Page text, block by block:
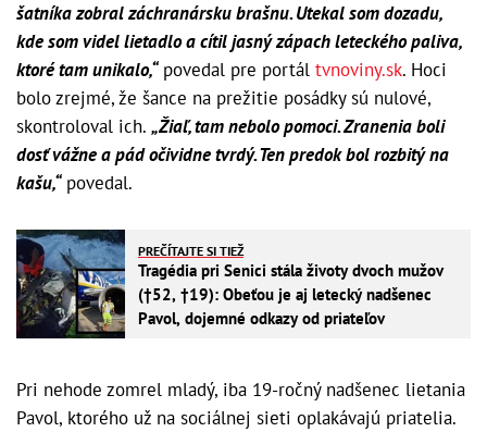
šatníka zobral záchranársku brašnu. Utekal som dozadu,
kde som videl lietadlo a cítil jasný zápach leteckého paliva,
ktoré tam unikalo,“povedal pre portál tvnoviny.sk. Hoci
bolo zrejmé, že šance na prežitie posádky sú nulové,
skontroloval ich. „Žiaľ, tam nebolo pomoci. Zranenia boli
dosť vážne a pád očividne tvrdý. Ten predok bol rozbitý na
kašu,“povedal.
PREČÍTAJTE SI TIEŽ
Tragédia pri Senici stála životy dvoch mužov
(†52, †19): Obeťou je aj letecký nadšenec
Pavol, dojemné odkazy od priateľov
Pri nehode zomrel mladý, iba 19-ročný nadšenec lietania
Pavol, ktorého už na sociálnej sieti oplakávajú priatelia.